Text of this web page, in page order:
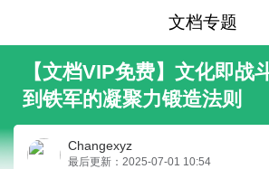
文档专题
【文档VIP免费】文化即战
到铁军的凝聚力锻造法则
Changexyz
最后更新：2025-07-01 10:54